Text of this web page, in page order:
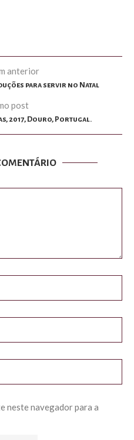
anterior
para servir no Natal
post
2017, Douro, Portugal.
neste navegador para a